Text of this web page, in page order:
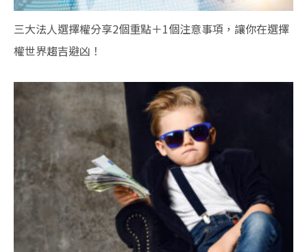
三大法人選擇權分享2個重點＋1個注意事項，讓你在選擇
權世界趨吉避凶！